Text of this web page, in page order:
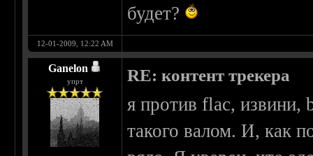
будет?
12-01-2009, 12:22 AM
Ganelon
упрт RE: контент трекера
я против flac, извини,
такого валом. И, как